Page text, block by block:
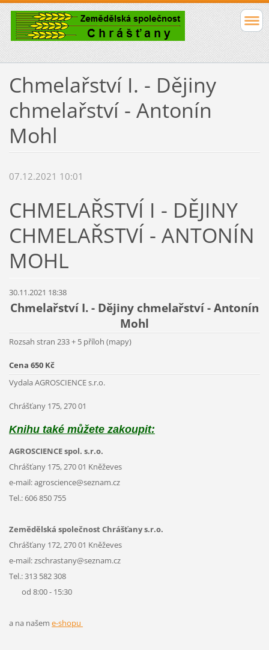
Chmelařství I. - Dějiny
chmelařství - Antonín
Mohl
07.12.2021 10:01
CHMELAŘSTVÍ I - DĚJINY
CHMELAŘSTVÍ - ANTONÍN
MOHL
30.11.2021 18:38
Chmelařství I. - Dějiny chmelařství - Antonín
Mohl
Rozsah stran 233 + 5 příloh (mapy)
Cena 650 Kč
Vydala AGROSCIENCE s.r.o.
Chrášťany 175, 270 01
Knihu také můžete zakoupit:
AGROSCIENCE spol. s.r.o.
Chrášťany 175, 270 01 Kněževes
e-mail: agroscience@seznam.cz
Tel.: 606 850 755
Zemědělská společnost Chrášťany s.r.o.
Chrášťany 172, 270 01 Kněževes
e-mail: zschrastany@seznam.cz
Tel.: 313 582 308
od 8:00 - 15:30
a na našem e-shopu